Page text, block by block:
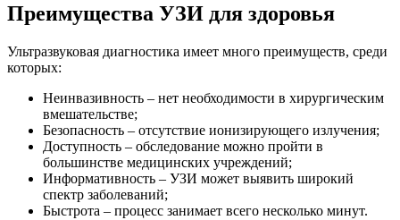
Преимущества УЗИ для здоровья
Ультразвуковая диагностика имеет много преимуществ, среди
которых:
Неинвазивность – нет необходимости в хирургическим
вмешательстве;
Безопасность – отсутствие ионизирующего излучения;
Доступность – обследование можно пройти в
большинстве медицинских учреждений;
Информативность – УЗИ может выявить широкий
спектр заболеваний;
Быстрота – процесс занимает всего несколько минут.